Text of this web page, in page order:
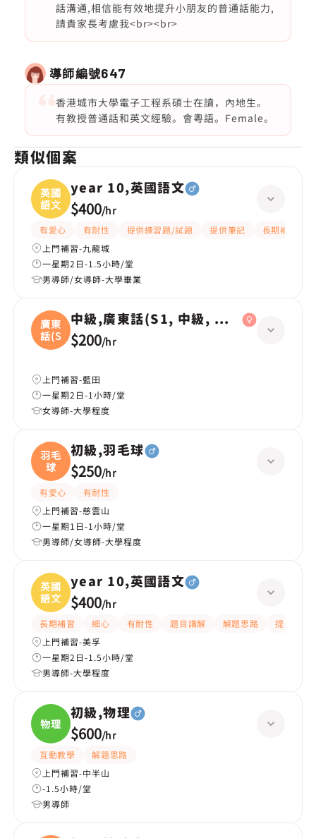
話溝通,相信能有效地提升小朋友的普通話能力,
請貴家長考慮我<br><br>
導師編號647
香港城市大學電子工程系碩士在讀，內地生。
有教授普通話和英文經驗。會粵語。Female。
類似個案
英國
語文
year 10,英國語文
$400/hr
有愛心 有耐性 提供練習題/試題 提供筆記
長期補習
上門補習-九龍城
一星期2日-1.5小時/堂
男導師/女導師-大學畢業
廣東
話(S
中級,廣東話(S1, 中級, 學校課程)
$200/hr
上門補習-藍田
一星期2日-1小時/堂
女導師-大學程度
羽毛
球
初級,羽毛球
$250/hr
有愛心
有耐性
上門補習-慈雲山
一星期1日-1小時/堂
男導師/女導師-大學程度
英國
語文
year 10,英國語文
$400/hr
長期補習 細心 有耐性 題目講解 解題思路
提供練習
上門補習-美孚
一星期2日-1.5小時/堂
男導師-大學程度
物理
初級,物理
$600/hr
互動教學
解題思路
上門補習-中半山
-1.5小時/堂
男導師